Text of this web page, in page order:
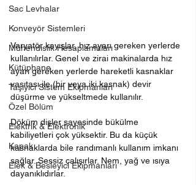
Sac Levhalar
Konveyör Sistemleri
Mühendislik Hesaplamaları
Kütüphane
Taşıyıcı Sistem Ekipmanları
Özel Bölüm
Elektrik & Elektronik
Kapak
Elek & Besleyici Ekipmanları
Varyatör kayışlar, hız ayarı gereken yerlerde
kullanılırlar. Genel ve zirai makinalarda hız
ayarı gereken yerlerde hareketli kasnaklar
vasıtası ile (bir veya iki kasnak) devir
düşürme ve yükseltmede kullanılır.
Döküm dişler sayesinde bükülme
kabiliyetleri çok yüksektir. Bu da küçük
kasnaklarda bile randımanlı kullanım imkanı
sağlar. Sessiz çalışırlar. Nem, yağ ve ısıya
dayanıklıdırlar.